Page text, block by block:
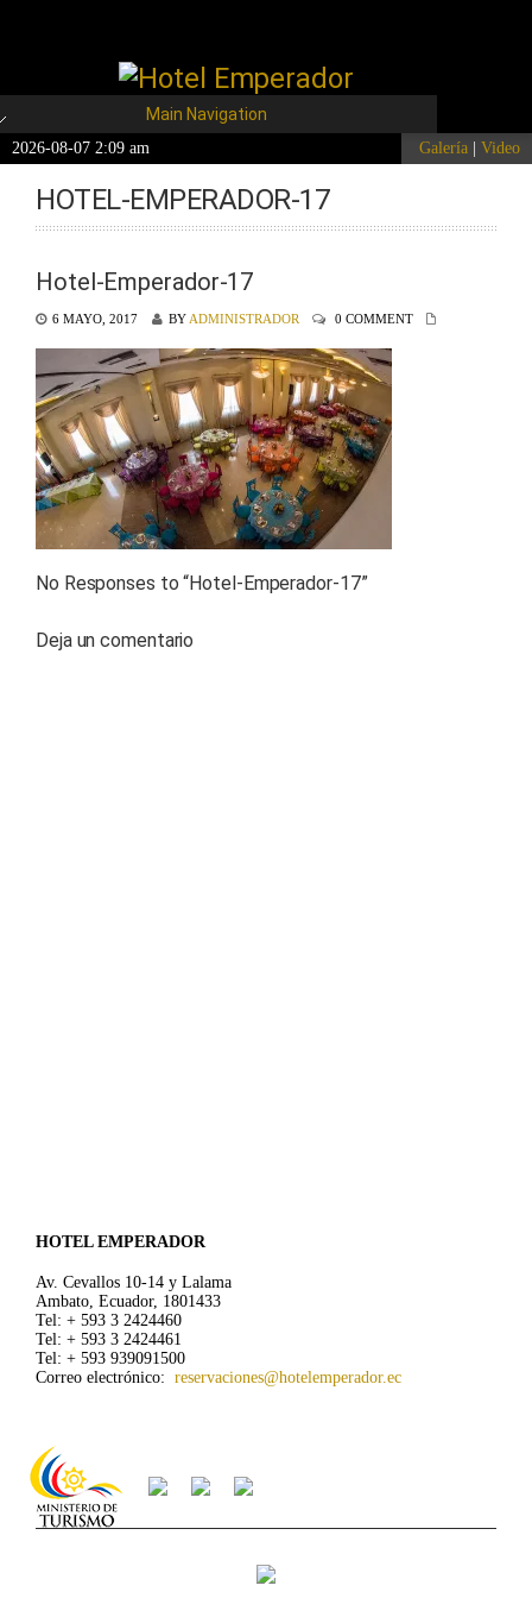
Main Navigation
2026-08-07 2:09 am Galería | Video
HOTEL-EMPERADOR-17
Hotel-Emperador-17
6 MAYO, 2017 BY ADMINISTRADOR 0 COMMENT
No Responses to “Hotel-Emperador-17”
Deja un comentario
HOTEL EMPERADOR
Av. Cevallos 10-14 y Lalama
Ambato, Ecuador, 1801433
Tel: + 593 3 2424460
Tel: + 593 3 2424461
Tel: + 593 939091500
Correo electrónico: reservaciones@hotelemperador.ec